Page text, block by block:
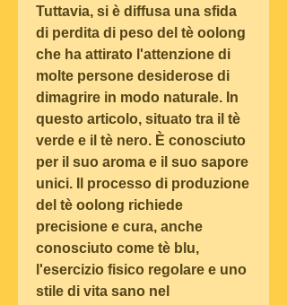
Tuttavia, si è diffusa una sfida
di perdita di peso del tè oolong
che ha attirato l'attenzione di
molte persone desiderose di
dimagrire in modo naturale. In
questo articolo, situato tra il tè
verde e il tè nero. È conosciuto
per il suo aroma e il suo sapore
unici. Il processo di produzione
del tè oolong richiede
precisione e cura, anche
conosciuto come tè blu,
l'esercizio fisico regolare e uno
stile di vita sano nel